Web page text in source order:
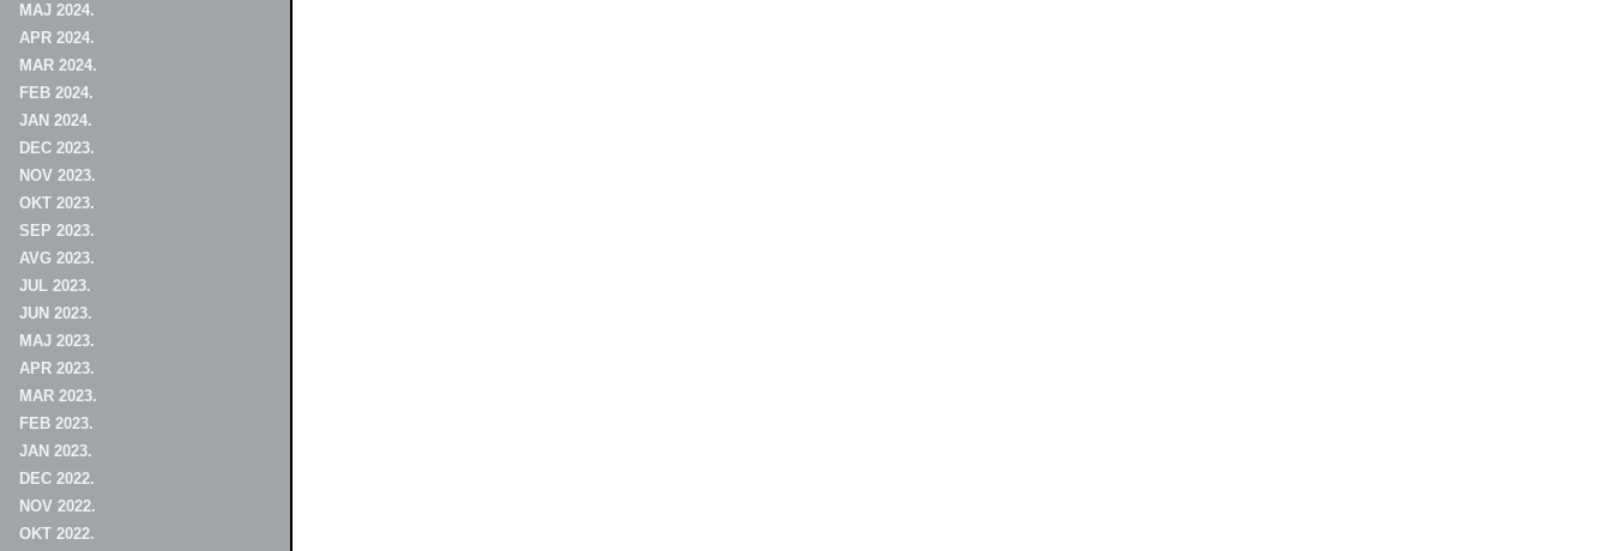
MAJ 2024.
APR 2024.
MAR 2024.
FEB 2024.
JAN 2024.
DEC 2023.
NOV 2023.
OKT 2023.
SEP 2023.
AVG 2023.
JUL 2023.
JUN 2023.
MAJ 2023.
APR 2023.
MAR 2023.
FEB 2023.
JAN 2023.
DEC 2022.
NOV 2022.
OKT 2022.